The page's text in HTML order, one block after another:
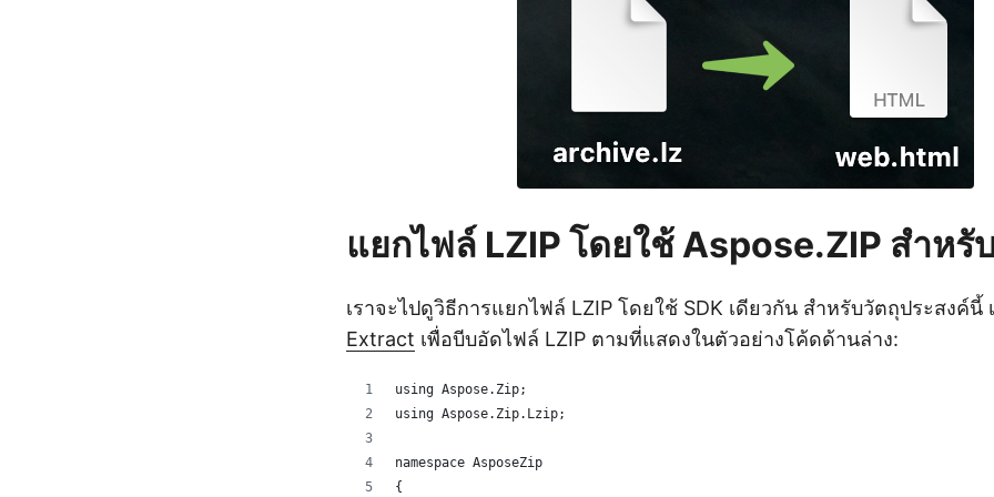
แยกไฟล์ LZIP โดยใช้ Aspose.ZIP สำหรั
เราจะไปดูวิธีการแยกไฟล์ LZIP โดยใช้ SDK เดียวกัน สำหรับวัตถุประสงค์นี้
Extract เพื่อบีบอัดไฟล์ LZIP ตามที่แสดงในตัวอย่างโค้ดด้านล่าง:
using Aspose.Zip;
using Aspose.Zip.Lzip;
namespace AsposeZip
{